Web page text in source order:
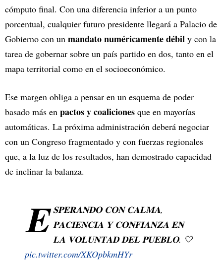
cómputo final. Con una diferencia inferior a un punto
porcentual, cualquier futuro presidente llegará a Palacio de
Gobierno con un mandato numéricamente débil y con la
tarea de gobernar sobre un país partido en dos, tanto en el
mapa territorial como en el socioeconómico.
Ese margen obliga a pensar en un esquema de poder
basado más en pactos y coaliciones que en mayorías
automáticas. La próxima administración deberá negociar
con un Congreso fragmentado y con fuerzas regionales
que, a la luz de los resultados, han demostrado capacidad
de inclinar la balanza.
𝐄 𝐒𝐏𝐄𝐑𝐀𝐍𝐃𝐎 𝐂𝐎𝐍 𝐂𝐀𝐋𝐌𝐀,
𝐏𝐀𝐂𝐈𝐄𝐍𝐂𝐈𝐀 𝐘 𝐂𝐎𝐍𝐅𝐈𝐀𝐍𝐙𝐀 𝐄𝐍
𝐋𝐀 𝐕𝐎𝐋𝐔𝐍𝐓𝐀𝐃 𝐃𝐄𝐋 𝐏𝐔𝐄𝐁𝐋𝐎. 🤍
pic.twitter.com/XKOpbkmHYr